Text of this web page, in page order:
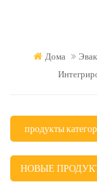
Дома
продукты
НОВЫЕ